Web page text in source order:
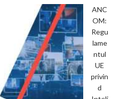
ANC
OM:
Regu
lame
ntul
UE
privin
d